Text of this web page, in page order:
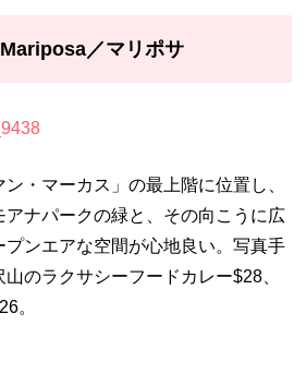
Mariposa／マリポサ
・マーカス」の最上階に位置し、
アナパークの緑と、その向こうに広
プンエアな空間が心地良い。写真手
のラクサシーフードカレー$28、
。